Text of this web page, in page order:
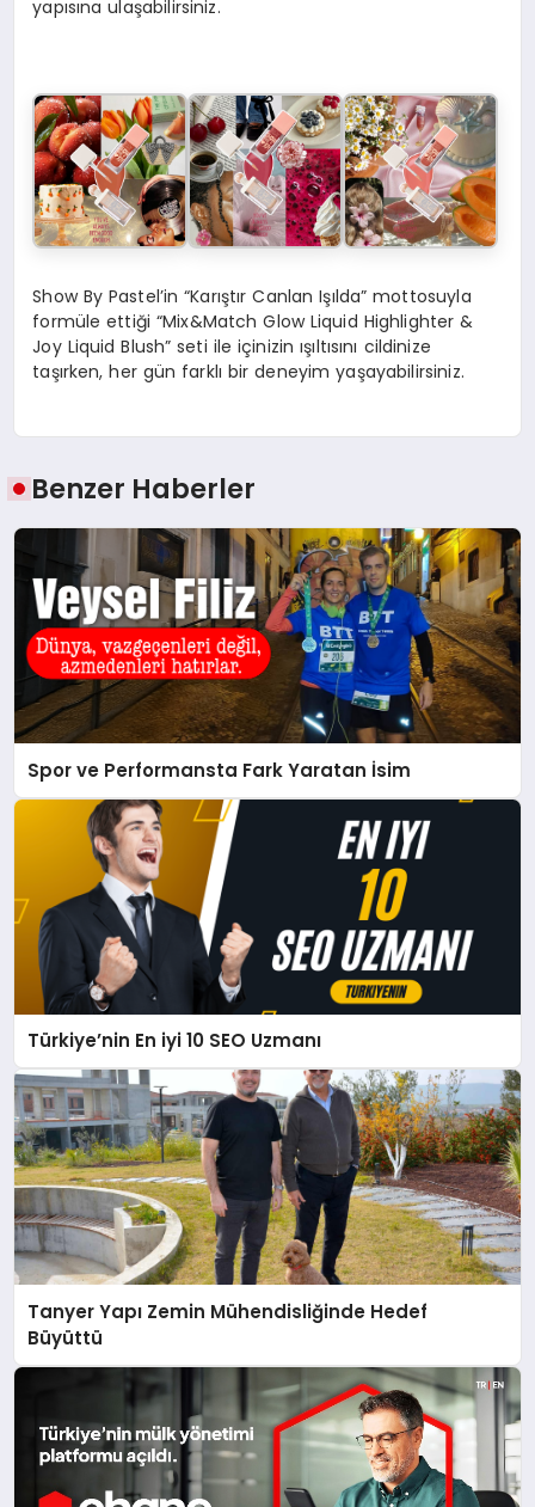
yapısına ulaşabilirsiniz.
Show By Pastel’in “Karıştır Canlan Işılda” mottosuyla
formüle ettiği “Mix&Match Glow Liquid Highlighter &
Joy Liquid Blush” seti ile içinizin ışıltısını cildinize
taşırken, her gün farklı bir deneyim yaşayabilirsiniz.
Benzer Haberler
Spor ve Performansta Fark Yaratan İsim
Türkiye’nin En iyi 10 SEO Uzmanı
Tanyer Yapı Zemin Mühendisliğinde Hedef
Büyüttü